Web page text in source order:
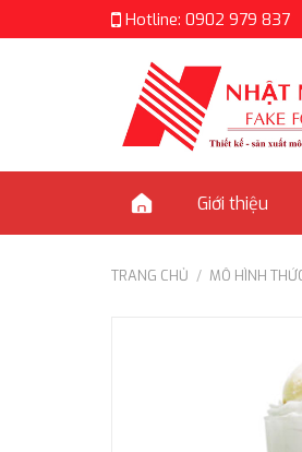
to
Hotline: 0902 979 837
Giới thiệu
TRANG CHỦ / MÔ HÌNH